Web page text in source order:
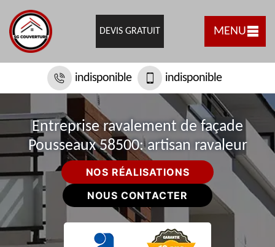
DEVIS GRATUIT MENU
indisponible indisponible
Entreprise ravalement de façade
Pousseaux 58500: artisan ravaleur
NOS RÉALISATIONS
NOUS CONTACTER